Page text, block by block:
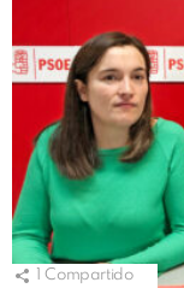
Compartido